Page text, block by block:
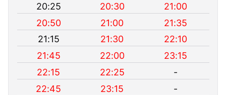
20:25
20:30
21:00
20:50
21:00
21:35
21:15
21:30
22:10
21:45
22:00
23:15
22:15
22:25
-
22:45
23:15
-